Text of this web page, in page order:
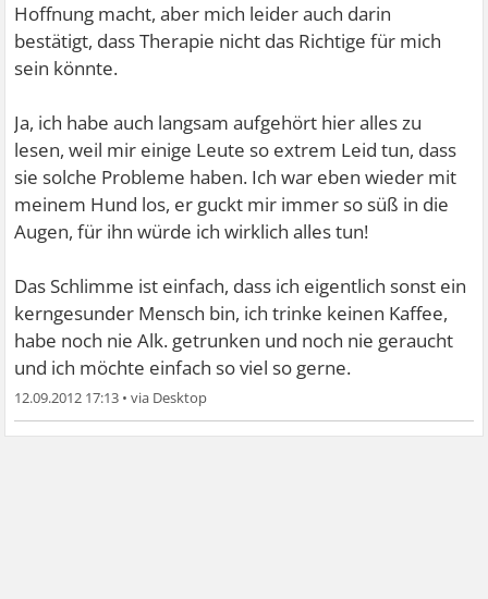
Hoffnung macht, aber mich leider auch darin
bestätigt, dass Therapie nicht das Richtige für mich
sein könnte.
Ja, ich habe auch langsam aufgehört hier alles zu
lesen, weil mir einige Leute so extrem Leid tun, dass
sie solche Probleme haben. Ich war eben wieder mit
meinem Hund los, er guckt mir immer so süß in die
Augen, für ihn würde ich wirklich alles tun!
Das Schlimme ist einfach, dass ich eigentlich sonst ein
kerngesunder Mensch bin, ich trinke keinen Kaffee,
habe noch nie Alk. getrunken und noch nie geraucht
und ich möchte einfach so viel so gerne.
12.09.2012 17:13 •